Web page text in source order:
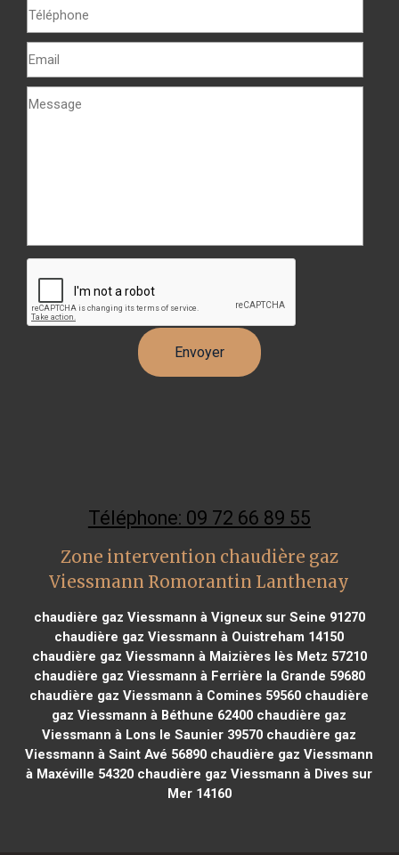
Téléphone: 09 72 66 89 55
Zone intervention chaudière gaz
Viessmann Romorantin Lanthenay
chaudière gaz Viessmann à Vigneux sur Seine 91270
chaudière gaz Viessmann à Ouistreham 14150
chaudière gaz Viessmann à Maizières lès Metz 57210
chaudière gaz Viessmann à Ferrière la Grande 59680
chaudière gaz Viessmann à Comines 59560 chaudière
gaz Viessmann à Béthune 62400 chaudière gaz
Viessmann à Lons le Saunier 39570 chaudière gaz
Viessmann à Saint Avé 56890 chaudière gaz Viessmann
à Maxéville 54320 chaudière gaz Viessmann à Dives sur
Mer 14160